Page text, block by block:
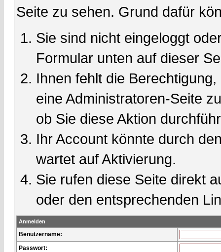
Seite zu sehen. Grund dafür
Sie sind nicht eingeloggt
Formular unten auf dieser
Ihnen fehlt die
eine Administratoren-Seite
ob Sie diese Aktion
Ihr Account könnte durch
wartet auf Aktivierung.
Sie rufen diese Seite direkt
oder den entsprechenden
Anmelden
Benutzername:
Passwort: